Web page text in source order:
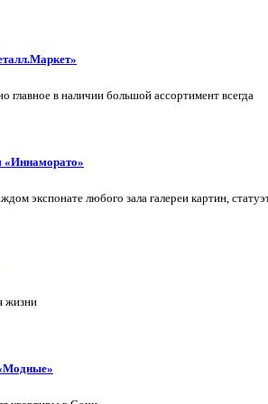
главное в наличии большой ассортимент всегда
«Иннаморато»
экспонате любого зала галереи картин,
жизни